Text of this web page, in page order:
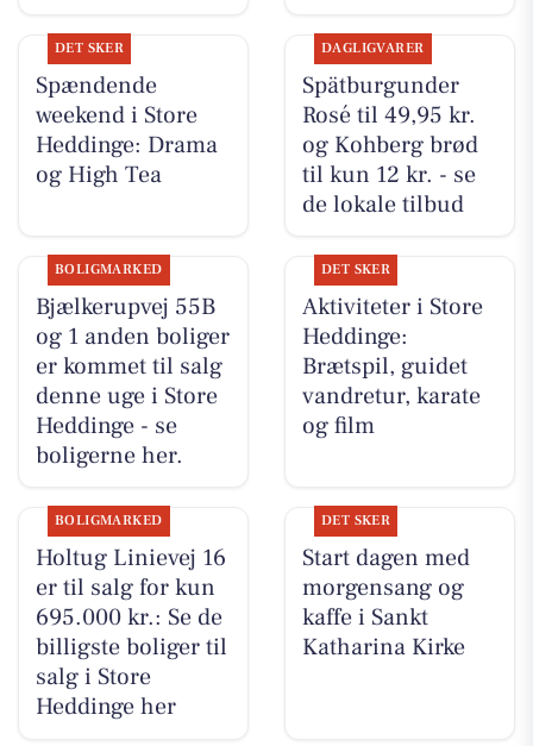
DET SKER
Spændende
weekend i Store
Heddinge: Drama
og High Tea
DAGLIGVARER
Spätburgunder
Rosé til 49,95 kr.
og Kohberg brød
til kun 12 kr. - se
de lokale tilbud
BOLIGMARKED
Bjælkerupvej 55B
og 1 anden boliger
er kommet til salg
denne uge i Store
Heddinge - se
boligerne her.
DET SKER
Aktiviteter i Store
Heddinge:
Brætspil, guidet
vandretur, karate
og film
BOLIGMARKED
Holtug Linievej 16
er til salg for kun
695.000 kr.: Se de
billigste boliger til
salg i Store
Heddinge her
DET SKER
Start dagen med
morgensang og
kaffe i Sankt
Katharina Kirke